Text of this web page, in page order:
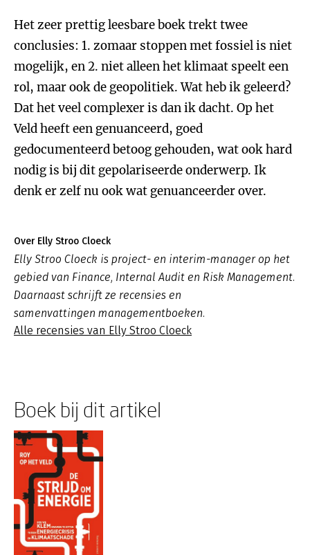
Het zeer prettig leesbare boek trekt twee
conclusies: 1. zomaar stoppen met fossiel is niet
mogelijk, en 2. niet alleen het klimaat speelt een
rol, maar ook de geopolitiek. Wat heb ik geleerd?
Dat het veel complexer is dan ik dacht. Op het
Veld heeft een genuanceerd, goed
gedocumenteerd betoog gehouden, wat ook hard
nodig is bij dit gepolariseerde onderwerp. Ik
denk er zelf nu ook wat genuanceerder over.
Over Elly Stroo Cloeck
Elly Stroo Cloeck is project- en interim-manager op het
gebied van Finance, Internal Audit en Risk Management.
Daarnaast schrijft ze recensies en
samenvattingen managementboeken.
Alle recensies van Elly Stroo Cloeck
Boek bij dit artikel